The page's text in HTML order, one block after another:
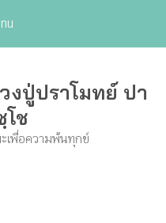
งปู่ปราโมทย์ ปา
โช
เพื่อความพ้นทุกข์